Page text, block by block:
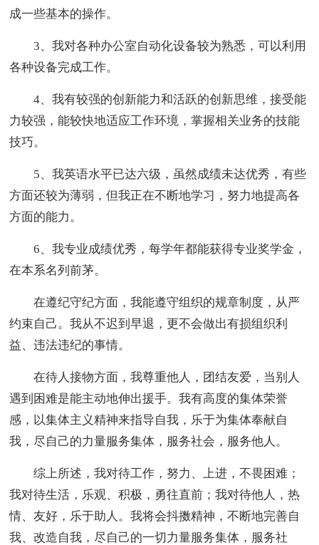
成一些基本的操作。
3、我对各种办公室自动化设备较为熟悉，可以利用
各种设备完成工作。
4、我有较强的创新能力和活跃的创新思维，接受能
力较强，能较快地适应工作环境，掌握相关业务的技能
技巧。
5、我英语水平已达六级，虽然成绩未达优秀，有些
方面还较为薄弱，但我正在不断地学习，努力地提高各
方面的能力。
6、我专业成绩优秀，每学年都能获得专业奖学金，
在本系名列前茅。
在遵纪守纪方面，我能遵守组织的规章制度，从严
约束自己。我从不迟到早退，更不会做出有损组织利
益、违法违纪的事情。
在待人接物方面，我尊重他人，团结友爱，当别人
遇到困难是能主动地伸出援手。我有高度的集体荣誉
感，以集体主义精神来指导自我，乐于为集体奉献自
我，尽自己的力量服务集体，服务社会，服务他人。
综上所述，我对待工作，努力、上进，不畏困难；
我对待生活，乐观、积极，勇往直前；我对待他人，热
情、友好，乐于助人。我将会抖擞精神，不断地完善自
我、改造自我，尽自己的一切力量服务集体，服务社